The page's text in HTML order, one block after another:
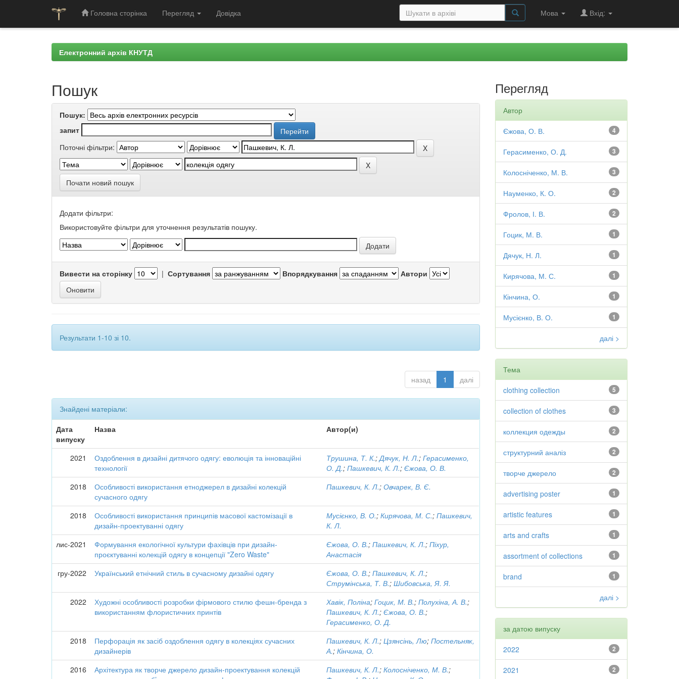
Головна сторінка Перегляд Довідка Мова Вхід:
Електронний архів КНУТД
Пошук
Пошук:
запит
Поточні фільтри:
Почати новий пошук
Додати фільтри:
Використовуйте фільтри для уточнення результатів пошуку.
Вивести на сторінку | Сортування Впорядкування Автори
Результати 1-10 зі 10.
назад 1 далі
Знайдені матеріали:
Дата
випуску
Назва Автор(и)
2021
Оздоблення в дизайні дитячого одягу: еволюція та інноваційні
технології
Трушина, Т. К.;Дячук, Н. Л.;Герасименко,
О. Д.;Пашкевич, К. Л.;Єжова, О. В.
2018
Особливості використання етноджерел в дизайні колекцій
сучасного одягу
Пашкевич, К. Л.;Овчарек, В. Є.
2018
Особливості використання принципів масової кастомізації в
дизайн-проектуванні одягу
Мусієнко, В. О.;Кирячова, М. С.;Пашкевич,
К. Л.
лис-2021
Формування екологічної культури фахівців при дизайн-
проєктуванні колекцій одягу в концепції "Zero Waste"
Єжова, О. В.;Пашкевич, К. Л.;Піхур,
Анастасія
гру-2022
Український етнічний стиль в сучасному дизайні одягу Єжова, О. В.;Пашкевич, К. Л.;
Струмінська, Т. В.;Шибовська, Я. Я.
2022
Художні особливості розробки фірмового стилю фешн-бренда з
використанням флористичних принтів
Хавік, Поліна;Гоцик, М. В.;Полухіна, А. В.;
Пашкевич, К. Л.;Єжова, О. В.;
Герасименко, О. Д.
2018
Перфорація як засіб оздоблення одягу в колекціях сучасних
дизайнерів
Пашкевич, К. Л.;Цзянсінь, Лю;Постельняк,
А.;Кінчина, О.
2016
Архітектура як творче джерело дизайн-проектування колекцій
Пашкевич, К. Л.;Колосніченко, М. В.;
Перегляд
Автор
4
Єжова, О. В.
3
Герасименко, О. Д.
3
Колосніченко, М. В.
2
Науменко, К. О.
2
Фролов, І. В.
1
Гоцик, М. В.
1
Дячук, Н. Л.
1
Кирячова, М. С.
1
Кінчина, О.
1
Мусієнко, В. О.
далі >
Тема
5
clothing collection
3
collection of clothes
2
коллекция одежды
2
структурний аналіз
2
творче джерело
1
advertising poster
1
artistic features
1
arts and crafts
1
assortment of collections
1
brand
далі >
за датою випуску
2
2022
2
2021